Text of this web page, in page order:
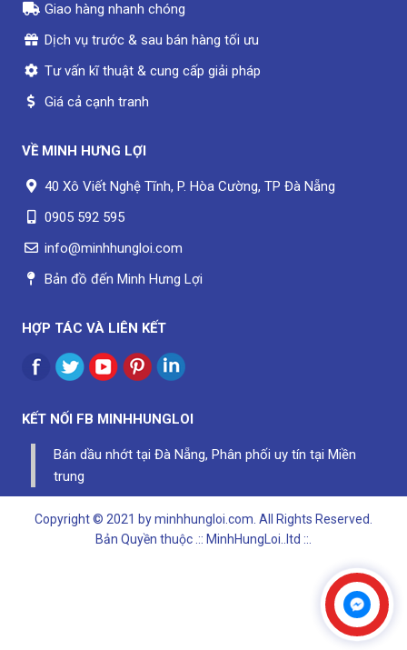
Giao hàng nhanh chóng
Dịch vụ trước & sau bán hàng tối ưu
Tư vấn kĩ thuật & cung cấp giải pháp
Giá cả cạnh tranh
VỀ MINH HƯNG LỢI
40 Xô Viết Nghệ Tĩnh, P. Hòa Cường, TP Đà Nẵng
0905 592 595
info@minhhungloi.com
Bản đồ đến Minh Hưng Lợi
HỢP TÁC VÀ LIÊN KẾT
KẾT NỐI FB MINHHUNGLOI
Bán dầu nhớt tại Đà Nẵng, Phân phối uy tín tại Miền
trung
Copyright © 2021 by minhhungloi.com. All Rights Reserved.
Bản Quyền thuộc .:: MinhHungLoi..ltd ::.